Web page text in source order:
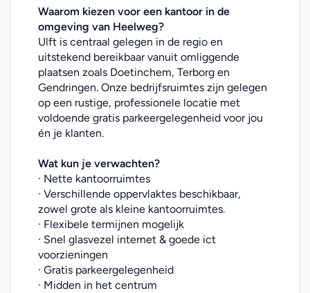
Waarom kiezen voor een kantoor in de
omgeving van Heelweg?
Ulft is centraal gelegen in de regio en
uitstekend bereikbaar vanuit omliggende
plaatsen zoals Doetinchem, Terborg en
Gendringen. Onze bedrijfsruimtes zijn gelegen
op een rustige, professionele locatie met
voldoende gratis parkeergelegenheid voor jou
én je klanten.
Wat kun je verwachten?
· Nette kantoorruimtes
· Verschillende oppervlaktes beschikbaar,
zowel grote als kleine kantoorruimtes.
· Flexibele termijnen mogelijk
· Snel glasvezel internet & goede ict
voorzieningen
· Gratis parkeergelegenheid
· Midden in het centrum